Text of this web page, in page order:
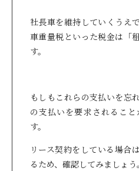
社長車を維持していくうえ
車重量税といった税金は「
す。
もしもこれらの支払いを忘
の支払いを要求されるこ
す。
リース契約をしている場合
るため、確認してみましょう。